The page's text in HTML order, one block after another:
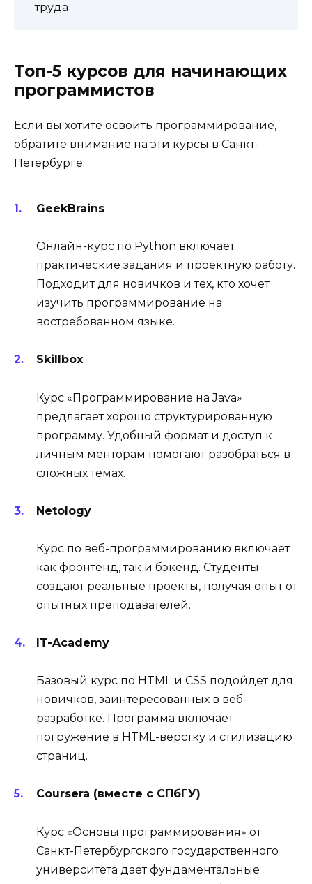
труда
Топ-5 курсов для начинающих
программистов
Если вы хотите освоить программирование,
обратите внимание на эти курсы в Санкт-
Петербурге:
GeekBrains
Онлайн-курс по Python включает
практические задания и проектную работу.
Подходит для новичков и тех, кто хочет
изучить программирование на
востребованном языке.
Skillbox
Курс «Программирование на Java»
предлагает хорошо структурированную
программу. Удобный формат и доступ к
личным менторам помогают разобраться в
сложных темах.
Netology
Курс по веб-программированию включает
как фронтенд, так и бэкенд. Студенты
создают реальные проекты, получая опыт от
опытных преподавателей.
IT-Academy
Базовый курс по HTML и CSS подойдет для
новичков, заинтересованных в веб-
разработке. Программа включает
погружение в HTML-верстку и стилизацию
страниц.
Coursera (вместе с СПбГУ)
Курс «Основы программирования» от
Санкт-Петербургского государственного
университета дает фундаментальные